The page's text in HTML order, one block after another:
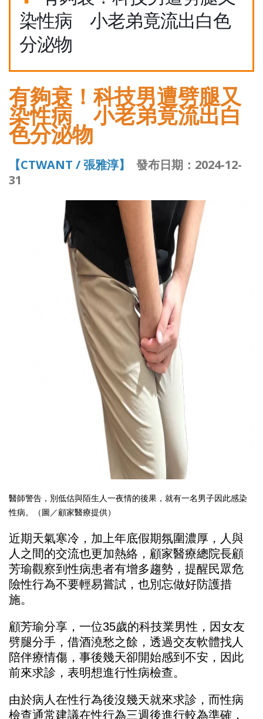
染性病 小老弟竟流出白色
分泌物
有夠衰！科技男遭劈腿又
染性病 小老弟竟流出白
色分泌物
【CTWANT / 張雅淳】
發布日期：2024-12-
31
醫師警告，別低估與陌生人一夜情的後果，就有一名男子因此感染
性病。（圖／顧家醫療提供）
近期天氣寒冷，加上年底假期氛圍濃厚，人與
人之間的交流也更加熱絡，顧家醫療總院長顧
芳瑜觀察到性病患者有增多趨勢，提醒民眾危
險性行為不要輕易嘗試，也別忘做好防護措
施。
顧芳瑜分享，一位35歲的科技業男性，因女友
劈腿分手，借酒澆愁之餘，透過交友軟體找人
陪伴療情傷，事後幾天卻開始感到不安，因此
前來求診，表明想進行性病檢查。
由於病人在性行為後沒幾天就來求診，而性病
檢查通常建議在性行為三週後進行較為準確，